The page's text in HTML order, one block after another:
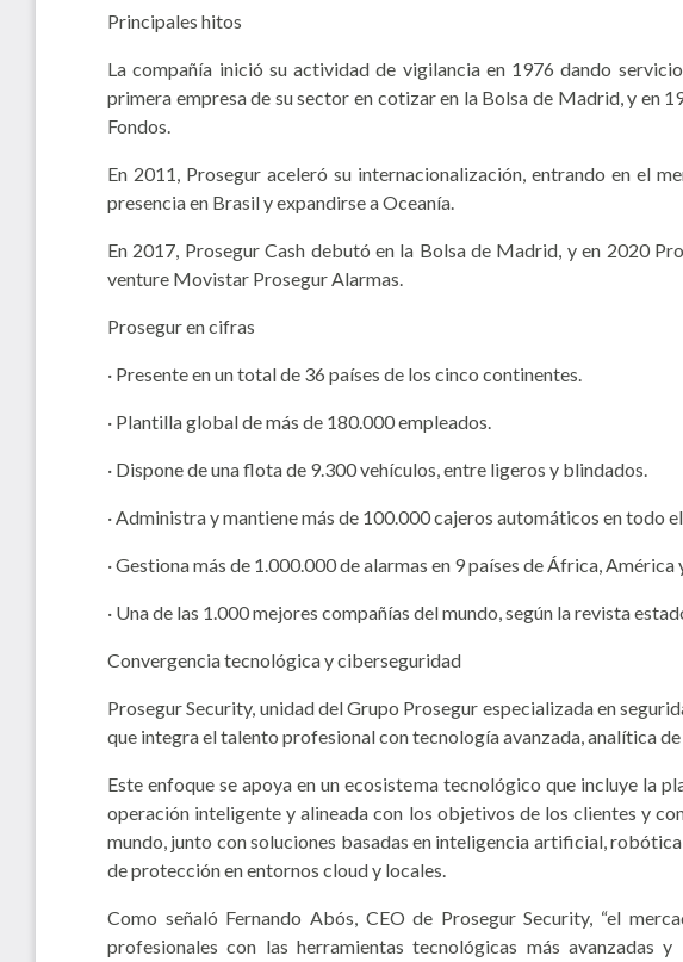
Principales hitos
La compañía inició su actividad de vigilancia en 1976 dando
primera empresa de su sector en cotizar en la Bolsa de Madrid, y en
Fondos.
En 2011, Prosegur aceleró su internacionalización, entrando en el
presencia en Brasil y expandirse a Oceanía.
En 2017, Prosegur Cash debutó en la Bolsa de Madrid, y en 2020
venture Movistar Prosegur Alarmas.
Prosegur en cifras
· Presente en un total de 36 países de los cinco continentes.
· Plantilla global de más de 180.000 empleados.
· Dispone de una flota de 9.300 vehículos, entre ligeros y blindados.
· Administra y mantiene más de 100.000 cajeros automáticos en todo el
· Gestiona más de 1.000.000 de alarmas en 9 países de África, América
· Una de las 1.000 mejores compañías del mundo, según la revista
Convergencia tecnológica y ciberseguridad
Prosegur Security, unidad del Grupo Prosegur especializada en
que integra el talento profesional con tecnología avanzada, analítica
Este enfoque se apoya en un ecosistema tecnológico que incluye la
operación inteligente y alineada con los objetivos de los clientes y
mundo, junto con soluciones basadas en inteligencia artificial,
de protección en entornos cloud y locales.
Como señaló Fernando Abós, CEO de Prosegur Security, “el
profesionales con las herramientas tecnológicas más avanzadas